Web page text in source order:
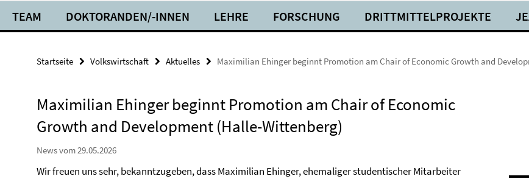
TEAM DOKTORANDEN/-INNEN LEHRE FORSCHUNG DRITTMITTELPROJEKTE
Startseite Volkswirtschaft Aktuelles Maximilian Ehinger beginnt Promotion am Chair of Economic Growth and
Maximilian Ehinger beginnt Promotion am Chair of Economic
Growth and Development (Halle-Wittenberg)
News vom 29.05.2026
Wir freuen uns sehr, bekanntzugeben, dass Maximilian Ehinger, ehemaliger studentischer Mitarbeiter